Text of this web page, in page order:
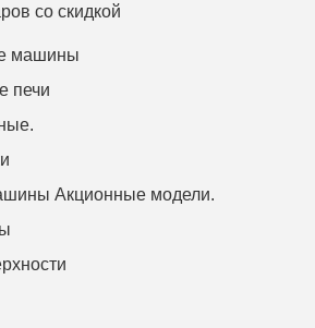
со скидкой
машины
печи
Акционные модели.